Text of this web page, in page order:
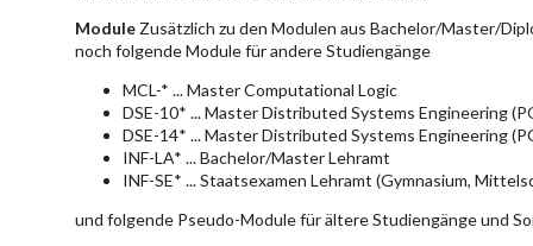
Module Zusätzlich zu den Modulen aus Bachelor/Master/
noch folgende Module für andere Studiengänge
MCL-* ... Master Computational Logic
DSE-10* ... Master Distributed Systems Engineering
DSE-14* ... Master Distributed Systems Engineering
INF-LA* ... Bachelor/Master Lehramt
INF-SE* ... Staatsexamen Lehramt (Gymnasium,
und folgende Pseudo-Module für ältere Studiengänge und